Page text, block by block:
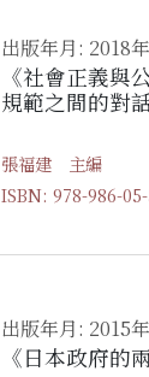
出版年月: 2018
《社會正義與
規範之間的對話
張福建 主編
ISBN: 978-986-
出版年月: 2015
《日本政府的